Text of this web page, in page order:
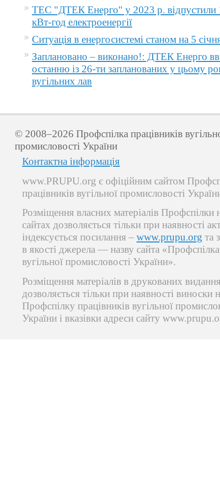
ТЕС "ДТЕК Енерго" у 2023 р. відпустили
кВт-год електроенергії
Ситуація в енергосистемі станом на 5
Заплановано – виконано!: ДТЕК Енерго
останню із 26-ти запланованих у цьому
вугільних лав
© 2008–2026 Профспілка працівників
промисловості України
Контактна інформація
www.PRUPU.org є офіційним сайтом
працівників вугільної промисловості
Розміщення власних матеріалів Профспілки
сайтах дозволяється тільки при наявності
індексується посилання – www.prupu.org та
в якості джерела — назву сайта «Профспілка
вугільної промисловості України».
Розміщення матеріалів в друкованих
дозволяється тільки при наявності виноски
Профспілку працівників вугільної
України і вказівки адреси сайту